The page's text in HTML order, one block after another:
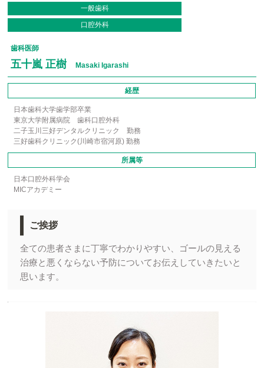
一般歯科
口腔外科
歯科医師
五十嵐 正樹 Masaki Igarashi
経歴
日本歯科大学歯学部卒業
東京大学附属病院 歯科口腔外科
二子玉川三好デンタルクリニック 勤務
三好歯科クリニック(川崎市宿河原) 勤務
所属等
日本口腔外科学会
MICアカデミー
ご挨拶
全ての患者さまに丁寧でわかりやすい、ゴールの見える
治療と悪くならない予防についてお伝えしていきたいと
思います。